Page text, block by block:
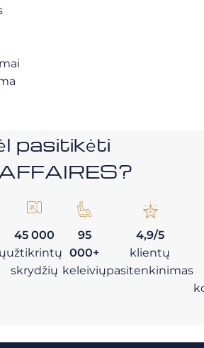
pasitikėti
45 000
užtikrintų
skrydžių
95
000+
keleivių
4,9/5
klientų
pasitenkinimas